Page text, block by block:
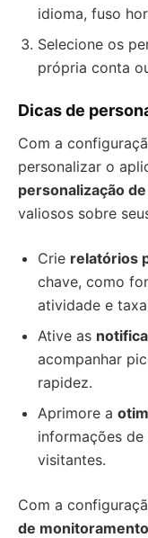
idioma, fuso
Selecione os
própria conta
Dicas de
Com a
personalizar o
personalização
valiosos sobre
Crie relatórios
chave, como
atividade e
Ative as
acompanhar
rapidez.
Aprimore a
informações
visitantes.
Com a
de monitoramento